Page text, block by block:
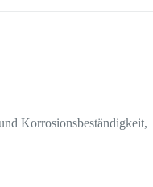
Korrosionsbeständigkeit,